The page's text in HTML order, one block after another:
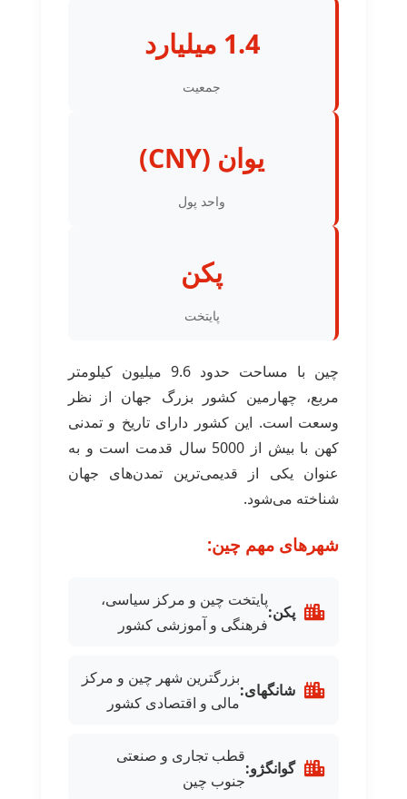
1.4 میلیارد
جمعیت
یوان (CNY)
واحد پول
پکن
پایتخت
چین با مساحت حدود 9.6 میلیون کیلومتر
مربع، چهارمین کشور بزرگ جهان از نظر
وسعت است. این کشور دارای تاریخ و تمدنی
کهن با بیش از 5000 سال قدمت است و به
عنوان یکی از قدیمی‌ترین تمدن‌های جهان
شناخته می‌شود.
شهرهای مهم چین:
پکن:
پایتخت چین و مرکز سیاسی،
فرهنگی و آموزشی کشور
شانگهای:
بزرگترین شهر چین و مرکز
مالی و اقتصادی کشور
گوانگژو:
قطب تجاری و صنعتی
جنوب چین